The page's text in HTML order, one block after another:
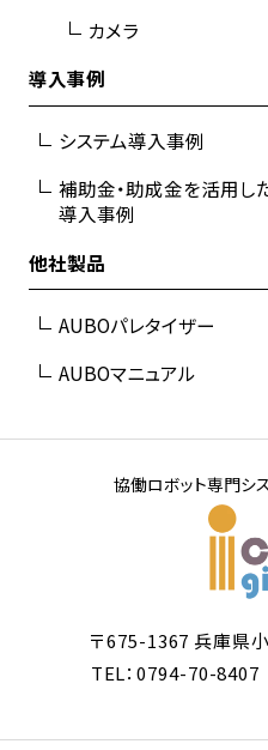
カメラ
導入事例
システム導入事例
補助金・助成金を活用し
導入事例
他社製品
AUBOパレタイザー
AUBOマニュアル
協働ロボット専門シ
〒675-1367 兵庫県
TEL：0794-70-